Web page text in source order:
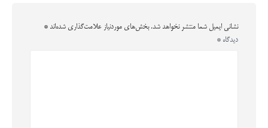
نشانی ایمیل شما منتشر نخواهد شد. بخش‌های موردنیاز علامت‌گذاری شده‌اند *
دیدگاه *